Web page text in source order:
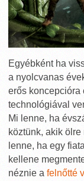
Egyébként ha
a nyolcvanas
erős koncepcióra
technológiával
Mi lenne, ha
köztünk, akik
lenne, ha egy
kellene
néznie a felnőtté